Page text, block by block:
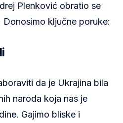
Plenković obratio se
Donosimo ključne poruke:
da je Ukrajina bila
naroda koja nas je
Gajimo bliske i